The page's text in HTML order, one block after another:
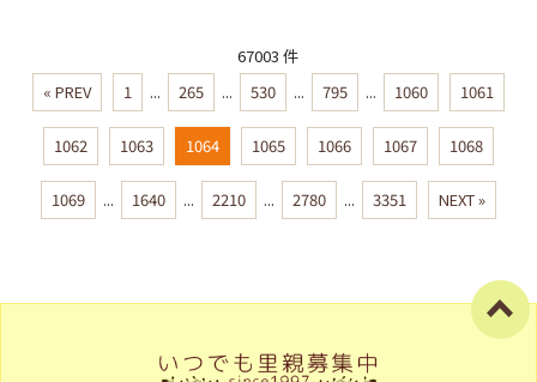
67003 件
« PREV
1 ... 265 ... 530 ... 795 ... 1060 1061
1062 1063 1064 1065 1066 1067 1068
1069 ... 1640 ... 2210 ... 2780 ... 3351 NEXT »